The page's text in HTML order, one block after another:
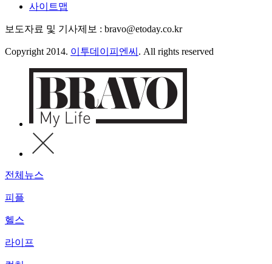
사이트맵
보도자료 및 기사제보 : bravo@etoday.co.kr
Copyright 2014. 이투데이피엔씨 . All rights reserved
전체뉴스
피플
헬스
라이프